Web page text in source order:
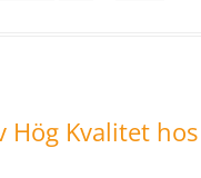
Hög Kvalitet